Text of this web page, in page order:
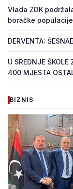
Vlada ZDK
boračke
DERVENTA:
U SREDNJE
400 MJESTA
BIZNIS